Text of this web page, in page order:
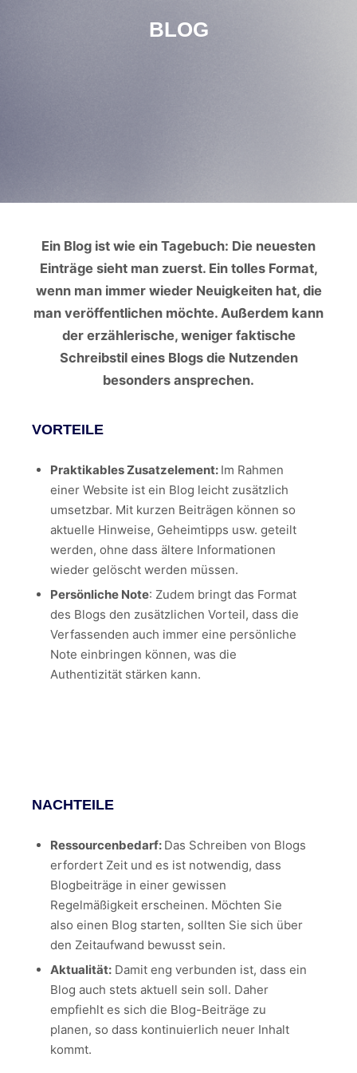
BLOG
Ein Blog ist wie ein Tagebuch: Die neuesten
Einträge sieht man zuerst. Ein tolles Format,
wenn man immer wieder Neuigkeiten hat, die
man veröffentlichen möchte. Außerdem kann
der erzählerische, weniger faktische
Schreibstil eines Blogs die Nutzenden
besonders ansprechen.
VORTEILE
Praktikables Zusatzelement: Im Rahmen
einer Website ist ein Blog leicht zusätzlich
umsetzbar. Mit kurzen Beiträgen können so
aktuelle Hinweise, Geheimtipps usw. geteilt
werden, ohne dass ältere Informationen
wieder gelöscht werden müssen.
Persönliche Note: Zudem bringt das Format
des Blogs den zusätzlichen Vorteil, dass die
Verfassenden auch immer eine persönliche
Note einbringen können, was die
Authentizität stärken kann.
NACHTEILE
Ressourcenbedarf: Das Schreiben von Blogs
erfordert Zeit und es ist notwendig, dass
Blogbeiträge in einer gewissen
Regelmäßigkeit erscheinen. Möchten Sie
also einen Blog starten, sollten Sie sich über
den Zeitaufwand bewusst sein.
Aktualität:Damit eng verbunden ist, dass ein
Blog auch stets aktuell sein soll. Daher
empfiehlt es sich die Blog-Beiträge zu
planen, so dass kontinuierlich neuer Inhalt
kommt.